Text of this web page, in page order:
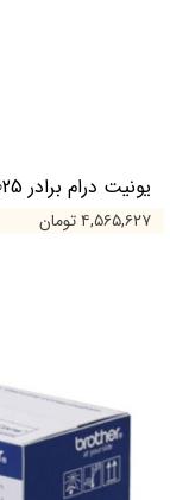
یونیت درام برادر BROTHER DR2025
۴,۵۶۵,۶۲۷ تومان